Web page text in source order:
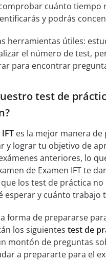
cuánto tiempo
y podrás
herramientas útiles:
el número de test,
para encontrar
test de
es la mejor manera de
lograr tu objetivo de
anteriores, lo
de Examen IFT te
los test de práctica
esperar y cuánto
forma de prepararse
los siguientes test de
montón de preguntas
a prepararte para el